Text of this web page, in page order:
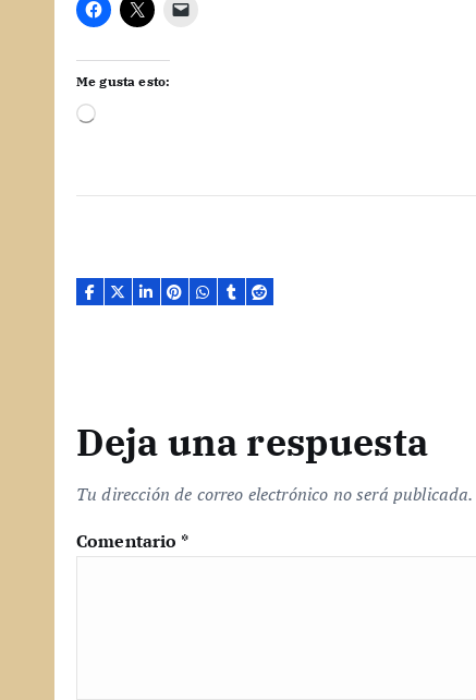
Me gusta esto:
C
a
.
Deja una respuesta
Tu dirección de correo electrónico no será publicada.
Comentario *